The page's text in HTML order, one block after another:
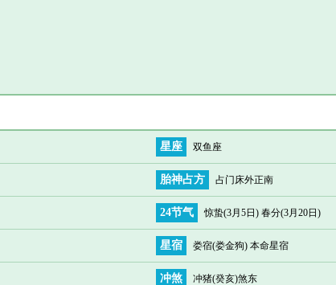
星座 双鱼座
胎神占方 占门床外正南
24节气 惊蛰(3月5日) 春分(3月20日)
星宿 娄宿(娄金狗) 本命星宿
冲煞 冲猪(癸亥)煞东